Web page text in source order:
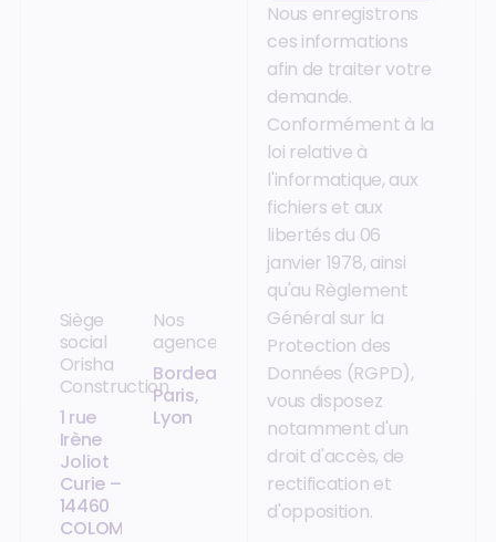
Siège
social
Orisha
Construction
1 rue
Irène
Joliot
Curie –
14460
COLOMBELLES
Nos
agences
Bordeaux,
Paris,
Lyon
Nous enregistrons
ces informations
afin de traiter votre
demande.
Conformément à la
loi relative à
l'informatique, aux
fichiers et aux
libertés du 06
janvier 1978, ainsi
qu'au Règlement
Général sur la
Protection des
Données (RGPD),
vous disposez
notamment d'un
droit d'accès, de
rectification et
d'opposition.